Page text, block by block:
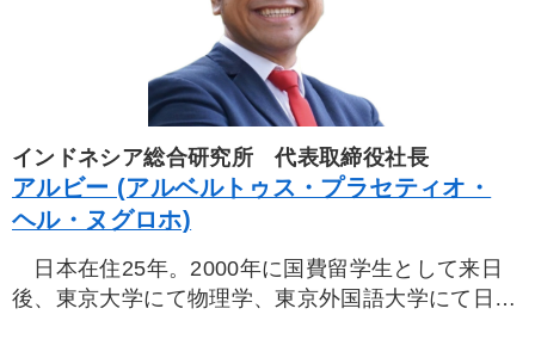
インドネシア総合研究所 代表取締役社長
アルビー (アルベルトゥス・プラセティオ・
ヘル・ヌグロホ)
日本在住25年。2000年に国費留学生として来日
後、東京大学にて物理学、東京外国語大学にて日本